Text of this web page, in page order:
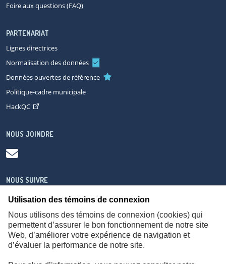
Utilisation des témoins de connexion
Nous utilisons des témoins de connexion (cookies) qui
permettent d’assurer le bon fonctionnement de notre site
Web, d’améliorer votre expérience de navigation et
d’évaluer la performance de notre site.
Foire aux questions (FAQ)
PARTENARIAT
Lignes directrices
Normalisation des données
Données ouvertes de référence
Politique-cadre municipale
HackQC
NOUS JOINDRE
NOUS SUIVRE
À propos Accessibilité Plan du site
Consignes de sécurité